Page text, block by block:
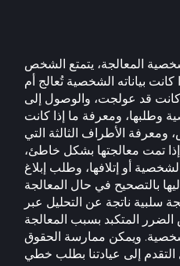
المعالجة، يتمتع الشخص
بياناته الشخصية تُعالج أم
كانت قد عولجت، والوصول إلى
وطلبها، ومعرفة ما إذا كانت
الأطراف الثالثة التي
تمت معالجتها بشكل خاطئ،
أو إتلافها، وطلب إبلاغ
بالتصحيح في حال المعالجة
سلبية ناتجة عن التحليل عبر
المتكبد بسبب المعالجة
ويمكن ممارسة الحقوق